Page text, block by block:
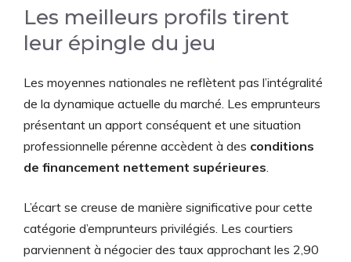
Les meilleurs profils tirent
leur épingle du jeu
Les moyennes nationales ne reflètent pas l’intégralité
de la dynamique actuelle du marché. Les emprunteurs
présentant un apport conséquent et une situation
professionnelle pérenne accèdent à des conditions
de financement nettement supérieures.
L’écart se creuse de manière significative pour cette
catégorie d’emprunteurs privilégiés. Les courtiers
parviennent à négocier des taux approchant les 2,90